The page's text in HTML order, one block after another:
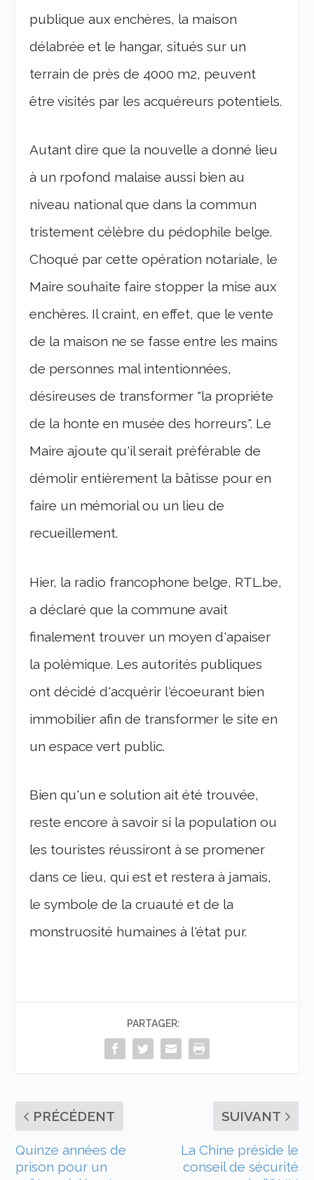
publique aux enchères, la maison
délabrée et le hangar, situés sur un
terrain de près de 4000 m2, peuvent
être visités par les acquéreurs potentiels.
Autant dire que la nouvelle a donné lieu
à un rpofond malaise aussi bien au
niveau national que dans la commun
tristement célèbre du pédophile belge.
Choqué par cette opération notariale, le
Maire souhaite faire stopper la mise aux
enchères. Il craint, en effet, que le vente
de la maison ne se fasse entre les mains
de personnes mal intentionnées,
désireuses de transformer "la propriéte
de la honte en musée des horreurs". Le
Maire ajoute qu'il serait préférable de
démolir entièrement la bâtisse pour en
faire un mémorial ou un lieu de
recueillement.
Hier, la radio francophone belge, RTL.be,
a déclaré que la commune avait
finalement trouver un moyen d'apaiser
la polémique. Les autorités publiques
ont décidé d'acquérir l'écoeurant bien
immobilier afin de transformer le site en
un espace vert public.
Bien qu'un e solution ait été trouvée,
reste encore à savoir si la population ou
les touristes réussiront à se promener
dans ce lieu, qui est et restera à jamais,
le symbole de la cruauté et de la
monstruosité humaines à l'état pur.
PARTAGER:
PRÉCÉDENT
Quinze années de
prison pour un
SUIVANT
La Chine préside le
conseil de sécurité